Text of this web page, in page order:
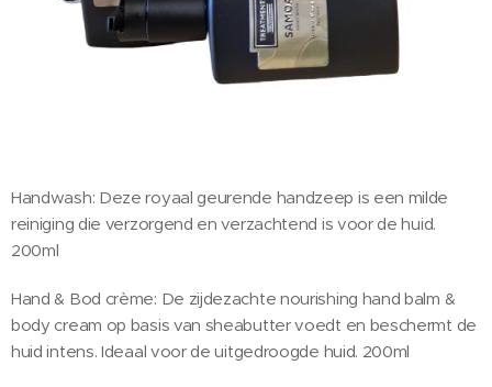
Handwash: Deze royaal geurende handzeep is een milde
reiniging die verzorgend en verzachtend is voor de huid.
200ml
Hand & Bod crème: De zijdezachte nourishing hand balm &
body cream op basis van sheabutter voedt en beschermt de
huid intens. Ideaal voor de uitgedroogde huid. 200ml